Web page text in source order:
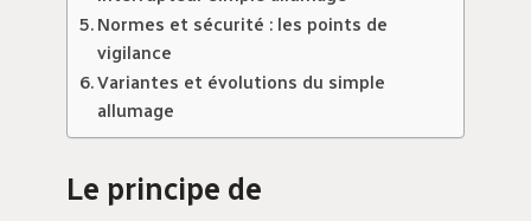
Normes et sécurité : les points de
vigilance
Variantes et évolutions du simple
allumage
Le principe de